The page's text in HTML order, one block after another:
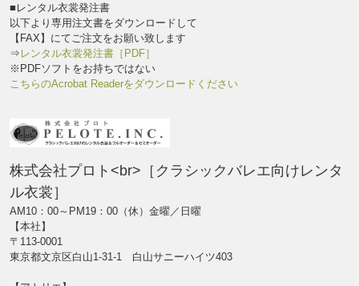
■レンタル衣裳発注書
以下より専用注文書をダウンロードして
【FAX】にてご注文をお願い致します
⇒ レンタル衣裳発注書［PDF］
※PDFソフトをお持ちではない
こちらのAcrobat Readerをダウンロードください
株式会社プロト<br>［クラシックバレエ向けレンタ
ル衣裳］
AM10：00～PM19：00（休）金曜／日曜
【本社】
〒113-0001
東京都文京区白山1-31-1 白山サニーハイツ403